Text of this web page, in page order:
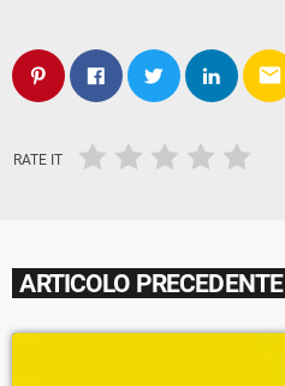
email
RATE IT
ARTICOLO PRECEDENTE